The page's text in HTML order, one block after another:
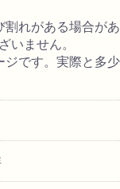
割れがある場合が
いません。
ジです。実際と多